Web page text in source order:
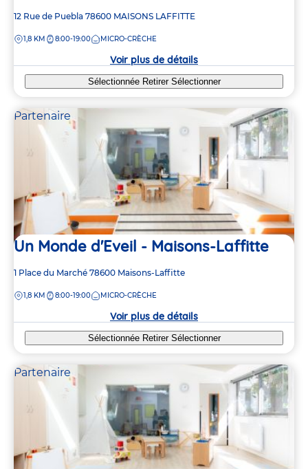
Adresse
la
12 Rue de Puebla 78600 MAISONS LAFFITTE
DISTANCE
1,8 KM 8:00-19:00 MICRO-CRÈCHE
Voir plus de détails
Sélectionnée Retirer Sélectionner
Partenaire
Un Monde d'Eveil - Maisons-Laffitte
Adresse
la
1 Place du Marché 78600 Maisons-Laffitte
DISTANCE
1,8 KM 8:00-19:00 MICRO-CRÈCHE
Voir plus de détails
Sélectionnée Retirer Sélectionner
Partenaire